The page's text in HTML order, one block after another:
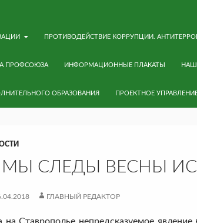
ПРОТИВОДЕЙСТВИЕ КОРРУПЦИИ.
ПРОФСОЮЗА ИНФОРМАЦИОННЫЕ ПЛАКАТЫ
ОБРАЗОВАНИЯ ПРОЕКТНОЕ
МЫ СЛЕДЫ ВЕСНЫ
ГЛАВНЫЙ РЕДАКТОР